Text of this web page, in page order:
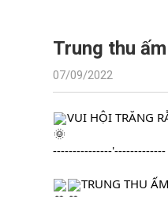
Trung thu
07/09/2022
VUI HỘI TRĂNG
---------------'-------------
TRUNG THU